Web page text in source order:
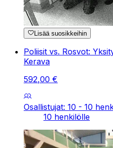
Lisää suosikkeihin
Poliisit vs. Rosvot:
Kerava
592,00 €
Osallistujat: 10 - 10
10 henkilölle